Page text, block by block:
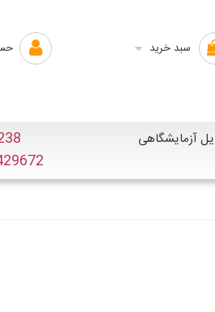
سبد خرید
آزمایشگاهی